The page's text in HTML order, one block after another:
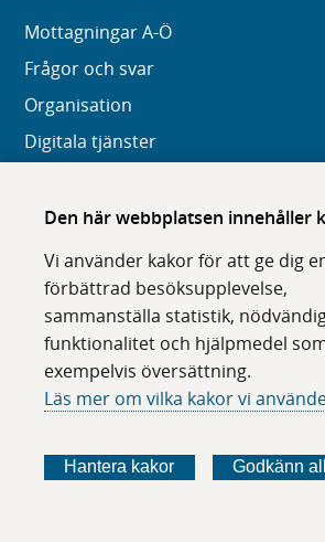
Den här webbplatsen innehåller
Vi använder kakor för att ge dig
förbättrad besöksupplevelse,
sammanställa statistik,
funktionalitet och hjälpmedel
exempelvis översättning.
Läs mer om vilka kakor vi
Hantera kakor Godkänn
Mottagningar A-Ö
Frågor och svar
Organisation
Digitala tjänster
Navigation och hittbarhet
Tillgänglighet
Om cookies
Följ oss i sociala medier
F
ö
F
ö
F
ö